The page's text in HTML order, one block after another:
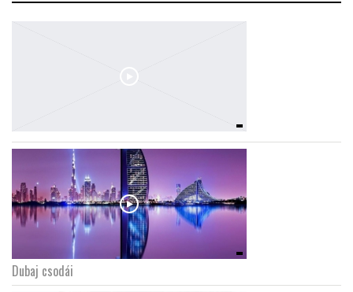
Dubaj csodái